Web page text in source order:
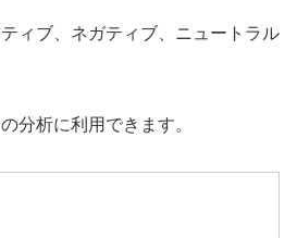
ィブ、ネガティブ、ニュートラル
分析に利用できます。